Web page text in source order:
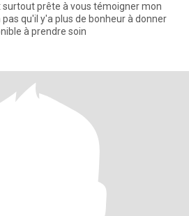
surtout prête à vous témoigner mon
qu'il y'a plus de bonheur à donner
à prendre soin